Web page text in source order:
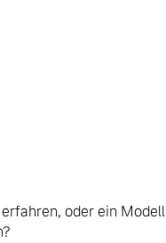
oder ein Modell